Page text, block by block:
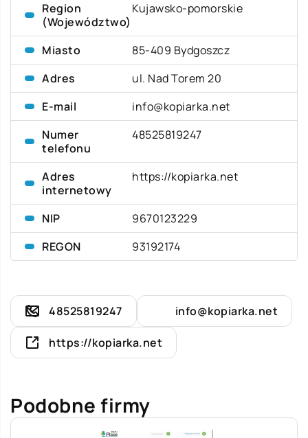
Region
(Województwo)
Kujawsko-pomorskie
Miasto
85-409 Bydgoszcz
Adres
ul. Nad Torem 20
E-mail
info@kopiarka.net
Numer
telefonu
48525819247
Adres
internetowy
https://kopiarka.net
NIP
9670123229
REGON
93192174
48525819247 info@kopiarka.net
https://kopiarka.net
Podobne firmy